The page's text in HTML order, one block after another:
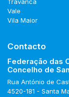
Vale
Vila Maior
Contacto
Federação das
Concelho de
Rua António de
4520-181 - Santa